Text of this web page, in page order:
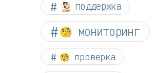
🧏🏻 поддержка
🧐 мониторинг
🧐 проверка